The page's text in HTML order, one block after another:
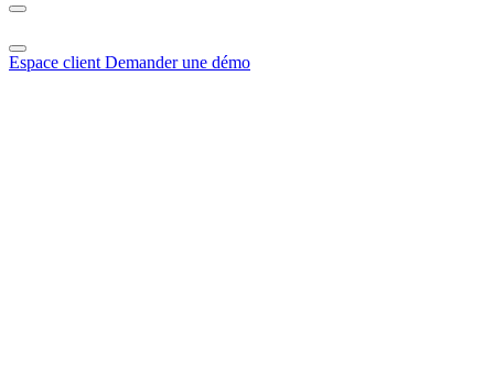
Espace client Demander une démo